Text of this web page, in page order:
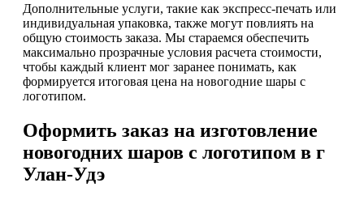
Дополнительные услуги, такие как экспресс-печать или
индивидуальная упаковка, также могут повлиять на
общую стоимость заказа. Мы стараемся обеспечить
максимально прозрачные условия расчета стоимости,
чтобы каждый клиент мог заранее понимать, как
формируется итоговая цена на новогодние шары с
логотипом.
Оформить заказ на изготовление
новогодних шаров с логотипом в г
Улан-Удэ